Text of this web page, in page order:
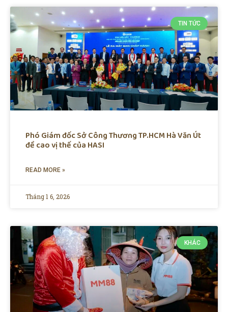
TIN TỨC
Phó Giám đốc Sở Công Thương TP.HCM Hà Văn Út
đề cao vị thế của HASI
READ MORE »
Tháng 1 6, 2026
KHÁC